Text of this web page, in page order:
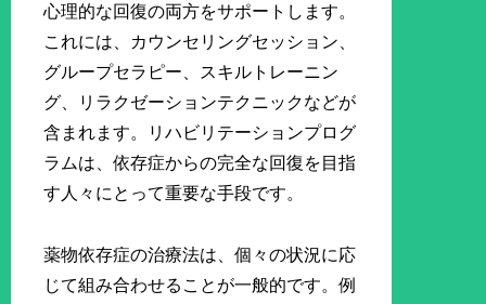
心理的な回復の両方をサポートします。
これには、カウンセリングセッション、
グループセラピー、スキルトレーニン
グ、リラクゼーションテクニックなどが
含まれます。リハビリテーションプログ
ラムは、依存症からの完全な回復を目指
す人々にとって重要な手段です。
薬物依存症の治療法は、個々の状況に応
じて組み合わせることが一般的です。例